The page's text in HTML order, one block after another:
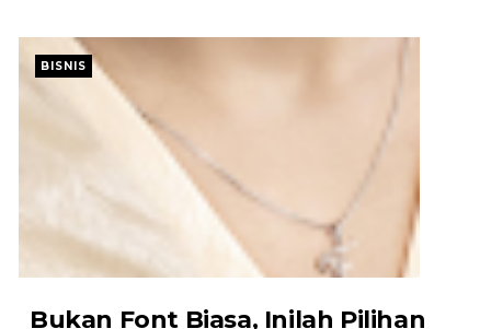
BISNIS
Bukan Font Biasa, Inilah Pilihan